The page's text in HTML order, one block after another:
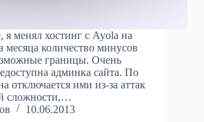
я менял хостинг с Ayola на
месяца количество минусов
границы. Очень
админка сайта. По
отключается ими из-за аттак
сложности,…
10.06.2013